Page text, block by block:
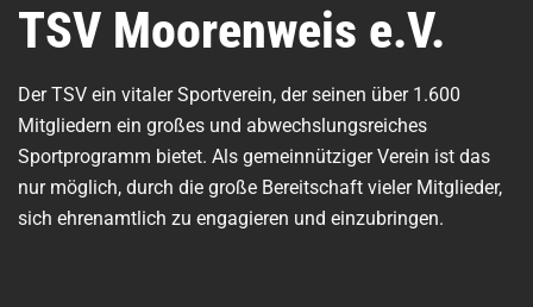
TSV Moorenweis e.V.
Der TSV ein vitaler Sportverein, der seinen über 1.600
Mitgliedern ein großes und abwechslungsreiches
Sportprogramm bietet. Als gemeinnütziger Verein ist das
nur möglich, durch die große Bereitschaft vieler Mitglieder,
sich ehrenamtlich zu engagieren und einzubringen.